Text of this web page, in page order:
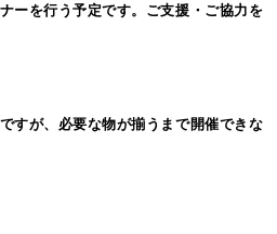
ーを行う予定です。ご支援・ご協力を
すが、必要な物が揃うまで開催できな